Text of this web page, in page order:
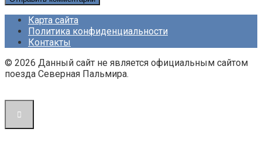
Карта сайта
Политика конфиденциальности
Контакты
© 2026 Данный сайт не является официальным сайтом
поезда Северная Пальмира.